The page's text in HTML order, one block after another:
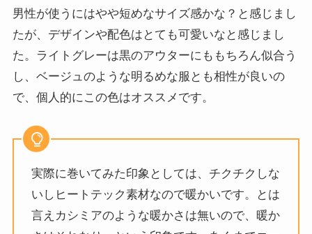
男性が使うにはやや短めなサイズ感かな？と感じまし
たが、デザインや配色はとても可愛いなと感じまし
た。ライトグレーは黒のアウターにももちろん似合う
し、ベージュのような明るめな服とも相性が良いの
で、個人的にこの色はオススメです。
実際に巻いてみた印象としては、チクチクしな
いしヒートテック素材なので暖かいです。とは
言えカシミアのような暖かさは無いので、暖か